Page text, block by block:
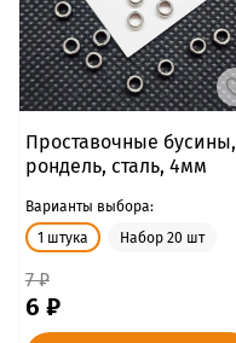
Проставочные бусины,
рондель, сталь, 4мм
Варианты выбора:
1 штука
Набор 20 шт
7 ₽
6 ₽